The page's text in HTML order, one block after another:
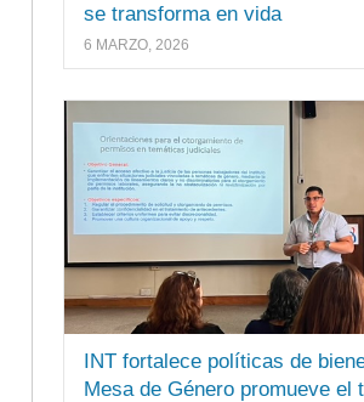
se transforma en vida
6 MARZO, 2026
INT fortalece políticas de
Mesa de Género promueve el